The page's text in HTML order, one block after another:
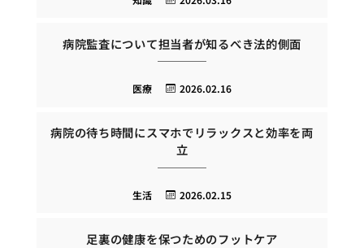
病院監査について担当者が知るべき法的側面
2026.02.16
医療
病院の待ち時間にスマホでリラックスと効率を両
立
2026.02.15
生活
足裏の健康を保つためのフットケア